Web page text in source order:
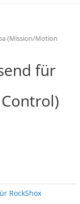
(Mission/Motion
für
RockShox